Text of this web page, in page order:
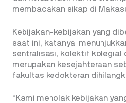
membacakan sikap di
Kebijakan-kebijakan yang
saat ini, katanya,
sentralisasi, kolektif kolegial
merupakan kesejahteraan
fakultas kedokteran
“Kami menolak kebijakan